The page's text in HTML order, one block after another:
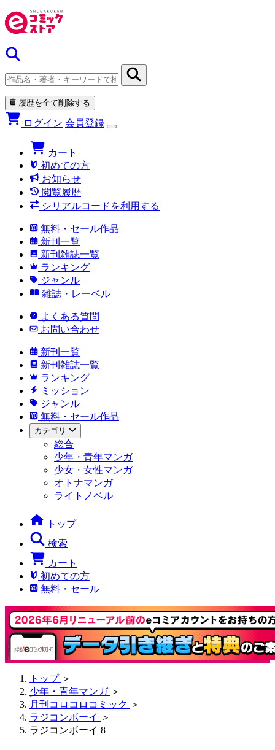
履歴を全て削除する
ログイン 会員登録
カート
初めての方
お知らせ
閲覧履歴
シリアルコードを利用する
無料・セール作品
新刊一覧
新刊雑誌一覧
ランキング
ジャンル
雑誌・レーベル
よくある質問
お問い合わせ
新刊一覧
新刊雑誌一覧
ランキング
ミッション
ジャンル
無料・セール作品
カテゴリ
総合
少年・青年マンガ
少女・女性マンガ
オトナマンガ
ライトノベル
トップ
検索
カート
初めての方
無料・セール
トップ ＞
少年・青年マンガ ＞
月刊コロコロコミック ＞
ラジコンボーイ
＞
ラジコンボーイ 8